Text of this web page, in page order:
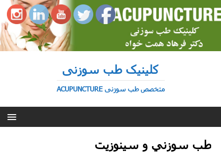
کلینیک طب سوزنی
متخصص طب سوزنی ACUPUNCTURE
طب سوزني و سینوزیت